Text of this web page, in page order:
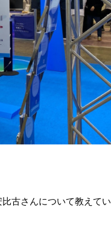
古さんについて教えてい